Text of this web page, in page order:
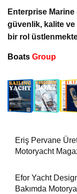
Enterprise
güvenlik, kalite
bir rol
Boats Group
Eriş Pervane
Motoryacht
Efor Yacht
Bakımda